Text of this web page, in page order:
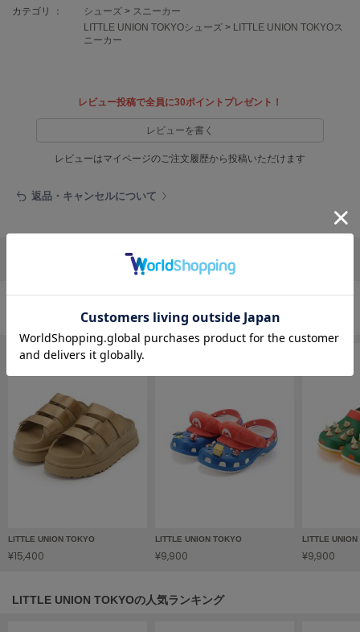
エイミー イストワール
emmi yoga
エトレトウキョウ
ey
FRAY I.D
フレイアイディー
FURFUR
ファーファー
gelato pique
ジェラート ピケ
gelato pique Sleep
カテゴリ ： シューズ > スニーカー
LITTLE UNION TOKYOシューズ > LITTLE UNION TOKYOス
ニーカー
レビュー投稿で全員に30ポイントプレゼント！
レビューを書く
レビューはマイページのご注文履歴から投稿いただけます
返品・キャンセルについて
リポストする LINEで送る
シューズの人気ランキング
LITTLE UNION TOKYO
¥15,400
LITTLE UNION TOKYO
¥9,900
LITTLE
¥9,900
LITTLE UNION TOKYOの人気ランキング